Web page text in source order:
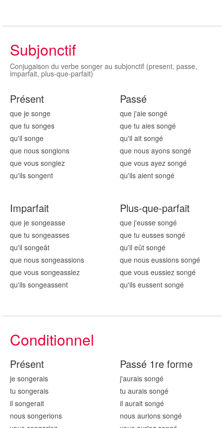
Subjonctif
Conjugaison du verbe songer au subjonctif (present, passe,
imparfait, plus-que-parfait)
Présent
que je songe
que tu songes
qu'il songe
que nous songions
que vous songiez
qu'ils songent
Passé
que j'aie songé
que tu aies songé
qu'il ait songé
que nous ayons songé
que vous ayez songé
qu'ils aient songé
Imparfait
que je songeasse
que tu songeasses
qu'il songeât
que nous songeassions
que vous songeassiez
qu'ils songeassent
Plus-que-parfait
que j'eusse songé
que tu eusses songé
qu'il eût songé
que nous eussions songé
que vous eussiez songé
qu'ils eussent songé
Conditionnel
Présent
je songerais
tu songerais
il songerait
nous songerions
Passé 1re forme
j'aurais songé
tu aurais songé
il aurait songé
nous aurions songé